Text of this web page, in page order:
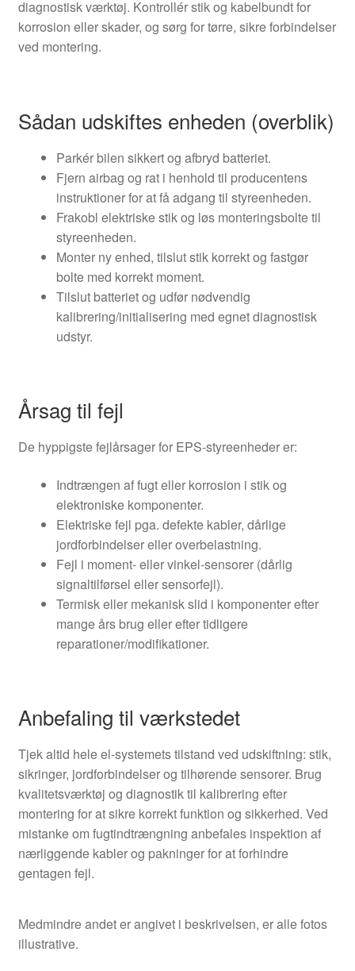
diagnostisk værktøj. Kontrollér stik og kabelbundt for
korrosion eller skader, og sørg for tørre, sikre forbindelser
ved montering.
Sådan udskiftes enheden (overblik)
Parkér bilen sikkert og afbryd batteriet.
Fjern airbag og rat i henhold til producentens
instruktioner for at få adgang til styreenheden.
Frakobl elektriske stik og løs monteringsbolte til
styreenheden.
Monter ny enhed, tilslut stik korrekt og fastgør
bolte med korrekt moment.
Tilslut batteriet og udfør nødvendig
kalibrering/initialisering med egnet diagnostisk
udstyr.
Årsag til fejl
De hyppigste fejlårsager for EPS‑styreenheder er:
Indtrængen af fugt eller korrosion i stik og
elektroniske komponenter.
Elektriske fejl pga. defekte kabler, dårlige
jordforbindelser eller overbelastning.
Fejl i moment- eller vinkel-sensorer (dårlig
signaltilførsel eller sensorfejl).
Termisk eller mekanisk slid i komponenter efter
mange års brug eller efter tidligere
reparationer/modifikationer.
Anbefaling til værkstedet
Tjek altid hele el‑systemets tilstand ved udskiftning: stik,
sikringer, jordforbindelser og tilhørende sensorer. Brug
kvalitetsværktøj og diagnostik til kalibrering efter
montering for at sikre korrekt funktion og sikkerhed. Ved
mistanke om fugtindtrængning anbefales inspektion af
nærliggende kabler og pakninger for at forhindre
gentagen fejl.
Medmindre andet er angivet i beskrivelsen, er alle fotos
illustrative.